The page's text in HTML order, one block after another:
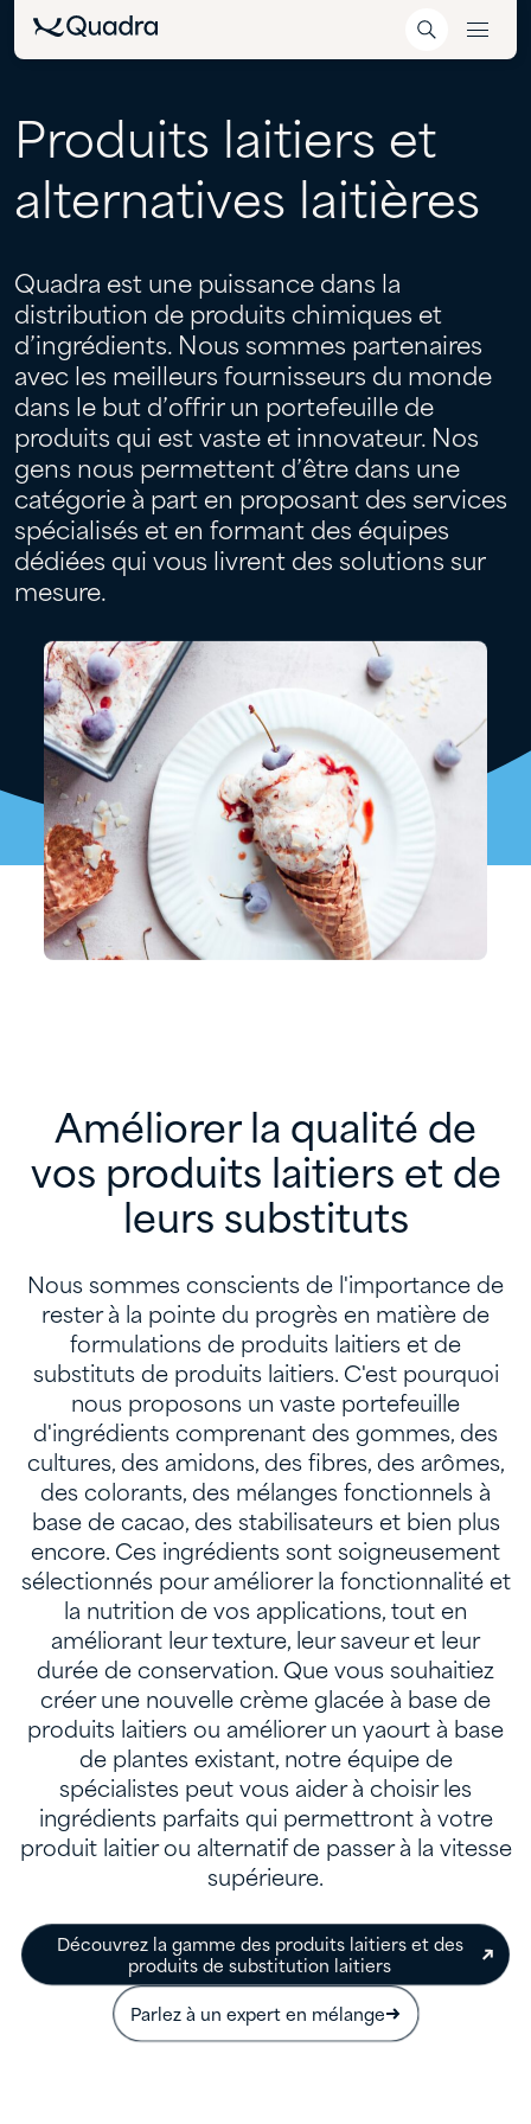
Produits laitiers et
alternatives laitières
Quadra est une puissance dans la
distribution de produits chimiques et
d’ingrédients. Nous sommes partenaires
avec les meilleurs fournisseurs du monde
dans le but d’offrir un portefeuille de
produits qui est vaste et innovateur. Nos
gens nous permettent d’être dans une
catégorie à part en proposant des services
spécialisés et en formant des équipes
dédiées qui vous livrent des solutions sur
mesure.
Améliorer la qualité de
vos produits laitiers et de
leurs substituts
Nous sommes conscients de l'importance de
rester à la pointe du progrès en matière de
formulations de produits laitiers et de
substituts de produits laitiers. C'est pourquoi
nous proposons un vaste portefeuille
d'ingrédients comprenant des gommes, des
cultures, des amidons, des fibres, des arômes,
des colorants, des mélanges fonctionnels à
base de cacao, des stabilisateurs et bien plus
encore. Ces ingrédients sont soigneusement
sélectionnés pour améliorer la fonctionnalité et
la nutrition de vos applications, tout en
améliorant leur texture, leur saveur et leur
durée de conservation. Que vous souhaitiez
créer une nouvelle crème glacée à base de
produits laitiers ou améliorer un yaourt à base
de plantes existant, notre équipe de
spécialistes peut vous aider à choisir les
ingrédients parfaits qui permettront à votre
produit laitier ou alternatif de passer à la vitesse
supérieure.
Découvrez la gamme des produits laitiers et des
produits de substitution laitiers
Parlez à un expert en mélange